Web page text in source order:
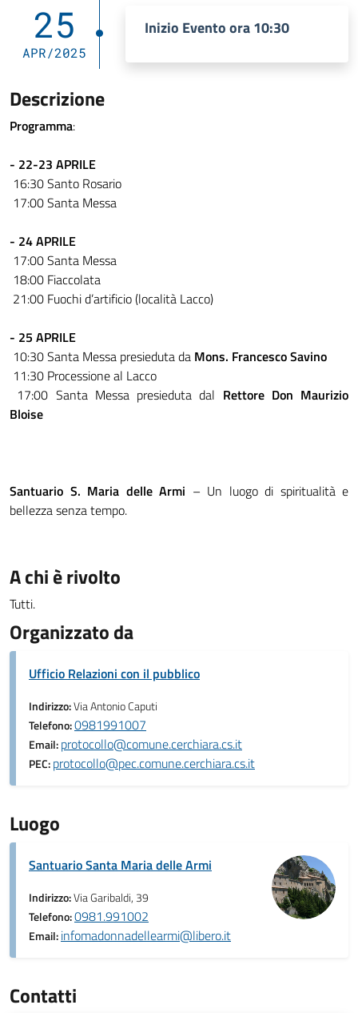
25
APR/2025
Inizio Evento ora 10:30
Descrizione
Programma:
- 22-23 APRILE
16:30 Santo Rosario
17:00 Santa Messa
- 24 APRILE
17:00 Santa Messa
18:00 Fiaccolata
21:00 Fuochi d’artificio (località Lacco)
- 25 APRILE
10:30 Santa Messa presieduta da Mons. Francesco Savino
11:30 Processione al Lacco
17:00 Santa Messa presieduta dal Rettore Don Maurizio
Bloise
Santuario S. Maria delle Armi – Un luogo di spiritualità e
bellezza senza tempo.
A chi è rivolto
Tutti.
Organizzato da
Ufficio Relazioni con il pubblico
Indirizzo:Via Antonio Caputi
Telefono:0981991007
Email:protocollo@comune.cerchiara.cs.it
PEC:protocollo@pec.comune.cerchiara.cs.it
Luogo
Santuario Santa Maria delle Armi
Indirizzo:Via Garibaldi, 39
Telefono:0981.991002
Email:infomadonnadellearmi@libero.it
Contatti